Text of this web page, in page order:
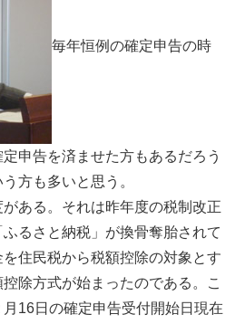
毎年恒例の確定申告の時
申告を済ませた方もあるだろう
方も多いと思う。
ある。それは昨年度の税制改正
るさと納税」が換骨奪胎されて
住民税から税額控除の対象とす
除方式が始まったのである。こ
16日の確定申告受付開始日現在